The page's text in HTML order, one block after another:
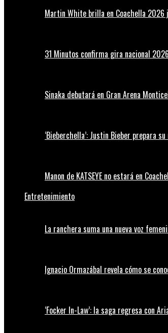
Martin White brilla en Coachella 2026
31 Minutos confirma gira nacional
Sinaka debutará en Gran Arena
‘Bieberchella’: Justin Bieber prepara
Manon de KATSEYE no estará en
Entretenimiento
La ranchera suma una nueva voz
Ignacio Ormazábal revela cómo se
‘Focker In-Law’: la saga regresa con